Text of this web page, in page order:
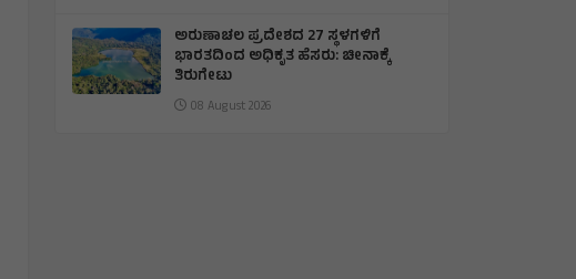
ಅರುಣಾಚಲ ಪ್ರದೇಶದ 27 ಸ್ಥಳಗಳಿಗೆ
ಭಾರತದಿಂದ ಅಧಿಕೃತ ಹೆಸರು: ಚೀನಾಕ್ಕೆ
ತಿರುಗೇಟು
08 August 2026